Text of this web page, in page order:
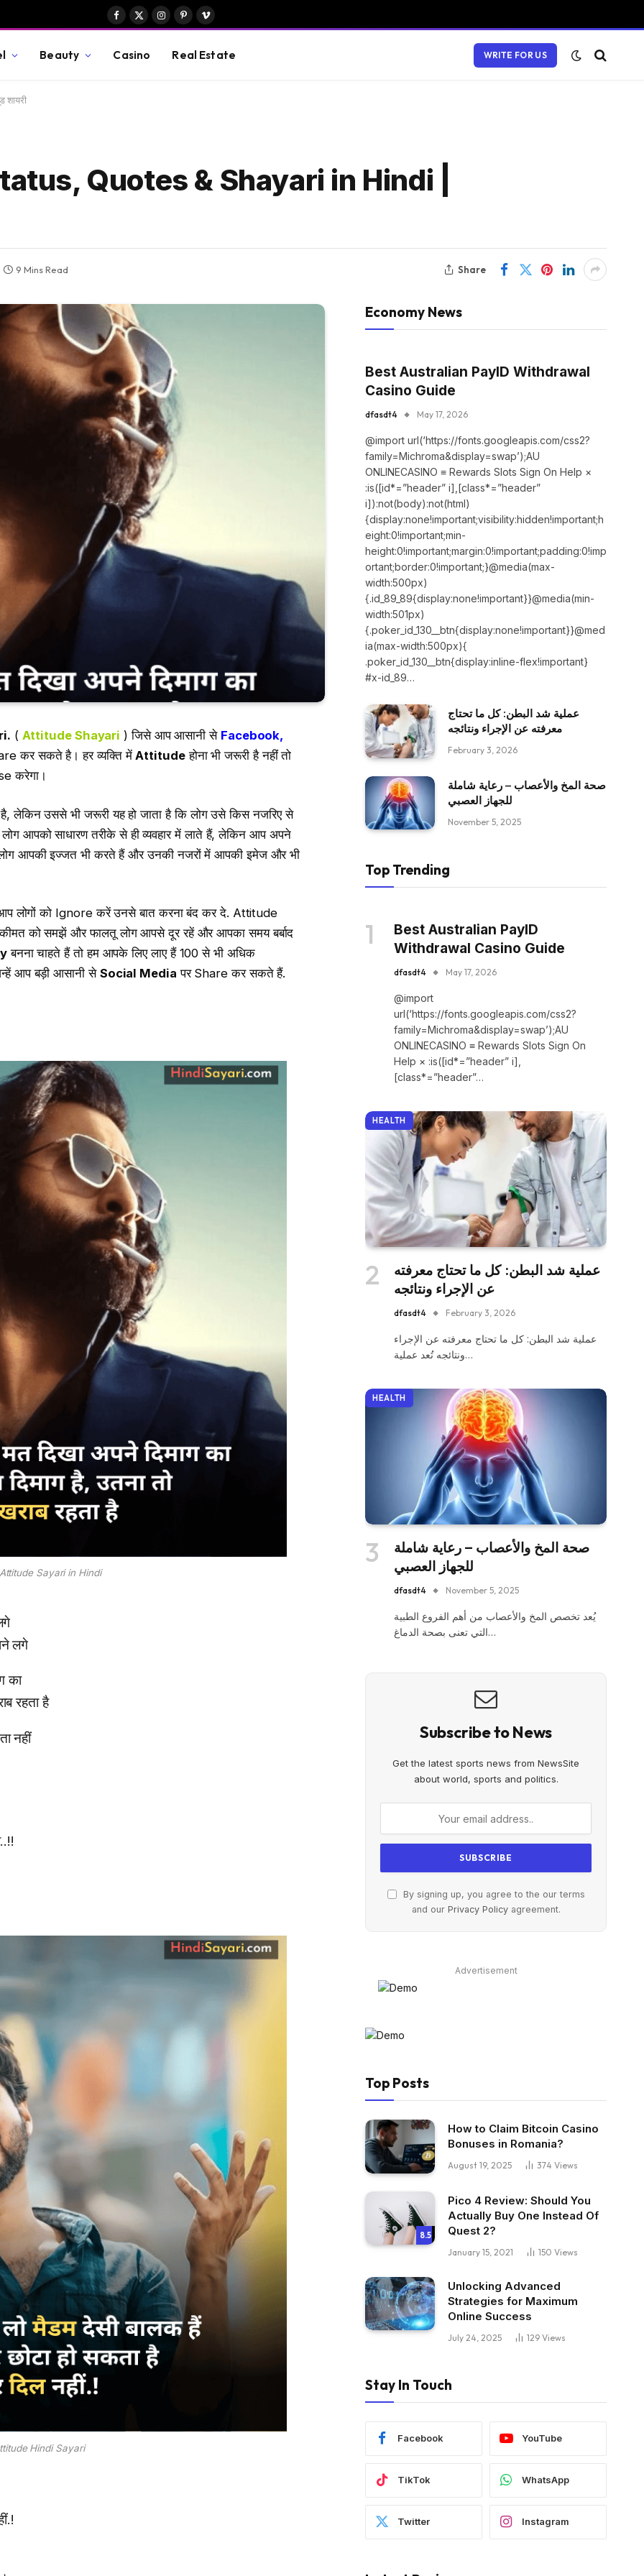
Facebook
X
Instagram
PinterestVimeo
Beauty Casino Real Estate WRITE FOR US
Quotes & Shayari in Hindi |
9 Mins Read Share
( Attitude Shayari ) जिसे आप आसानी से Facebook,
कर सकते है। हर व्यक्ति मेंAttitudeहोना भी जरूरी है नहीं तो
करेगा।
लेकिन उससे भी जरूरी यह हो जाता है कि लोग उसे किस नजरिए से
आपको साधारण तरीके से ही व्यवहार में लाते हैं, लेकिन आप अपने
आपकी इज्जत भी करते हैं और उनकी नजरों में आपकी इमेज और भी
लोगों को Ignore करें उनसे बात करना बंद कर दे. Attitude
को समझें और फालतू लोग आपसे दूर रहें और आपका समय बर्बाद
बनना चाहते हैं तो हम आपके लिए लाए हैं 100 से भी अधिक
आप बड़ी आसानी से Social Media पर Share कर सकते हैं.
Sayari in Hindi
लगे
का
रहता है
नहीं
Hindi Sayari
Economy News
Best Australian PayID Withdrawal
Casino Guide
dfasdt4 May 17, 2026
@import url(‘https://fonts.googleapis.com/css2?
family=Michroma&display=swap’);AU
ONLINECASINO ≡ Rewards Slots Sign On Help ×
:is([id*=”header” i],[class*=”header”
i]):not(body):not(html)
{display:none!important;visibility:hidden!important;h
eight:0!important;min-
height:0!important;margin:0!important;padding:0!imp
ortant;border:0!important;}@media(max-
width:500px)
{.id_89_89{display:none!important}}@media(min-
width:501px)
{.poker_id_130__btn{display:none!important}}@med
ia(max-width:500px){
.poker_id_130__btn{display:inline-flex!important}
#x-id_89…
عملية شد البطن: كل ما تحتاج
معرفته عن الإجراء ونتائجه
February 3, 2026
صحة المخ والأعصاب – رعاية شاملة
للجهاز العصبي
November 5, 2025
Top Trending
Best Australian PayID
Withdrawal Casino Guide
dfasdt4 May 17, 2026
@import
url(‘https://fonts.googleapis.com/css2?
family=Michroma&display=swap’);AU
ONLINECASINO ≡ Rewards Slots Sign On
Help × :is([id*=”header” i],
[class*=”header”…
HEALTH
عملية شد البطن: كل ما تحتاج معرفته
عن الإجراء ونتائجه
dfasdt4 February 3, 2026
عملية شد البطن: كل ما تحتاج معرفته عن الإجراء
ونتائجه تُعد عملية…
HEALTH
صحة المخ والأعصاب – رعاية شاملة
للجهاز العصبي
dfasdt4 November 5, 2025
يُعد تخصص المخ والأعصاب من أهم الفروع الطبية
التي تعنى بصحة الدماغ…
Subscribe to News
Get the latest sports news from NewsSite
about world, sports and politics.
By signing up, you agree to the our terms
and our Privacy Policyagreement.
Advertisement
Top Posts
How to Claim Bitcoin Casino
Bonuses in Romania?
August 19, 2025 374 Views
8.5
Pico 4 Review: Should You
Actually Buy One Instead Of
Quest 2?
January 15, 2021 150 Views
Unlocking Advanced
Strategies for Maximum
Online Success
July 24, 2025 129 Views
Stay In Touch
Facebook YouTube
TikTok WhatsApp
Twitter Instagram